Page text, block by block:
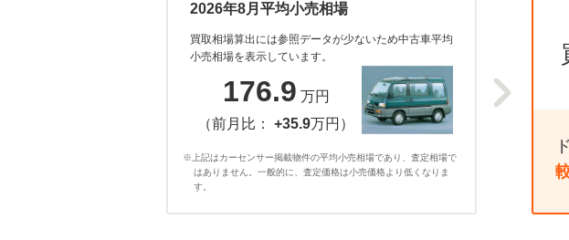
2026年8月平均小売相場
買取相場算出には参照データが少ないため中古車平均
小売相場を表示しています。
176.9 万円
（前月比： +35.9万円）
※上記はカーセンサー掲載物件の平均小売相場であり、査定相場で
はありません。一般的に、査定価格は小売価格より低くなりま
す。